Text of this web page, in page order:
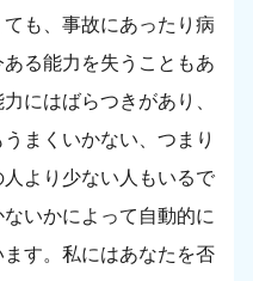
も、事故にあったり病
る能力を失うこともあ
にはばらつきがあり、
まくいかない、つまり
より少ない人もいるで
いかによって自動的に
す。私にはあなたを否